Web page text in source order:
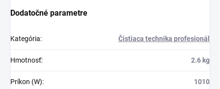
Dodatočné parametre
Kategória: Čistiaca technika profesionál
Hmotnosť: 2.6 kg
Príkon (W): 1010